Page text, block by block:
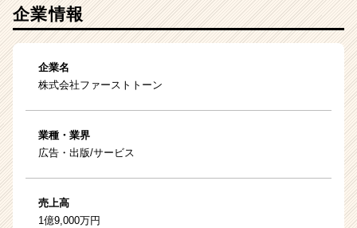
企業情報
企業名
株式会社ファーストトーン
業種・業界
広告・出版/サービス
売上高
1億9,000万円